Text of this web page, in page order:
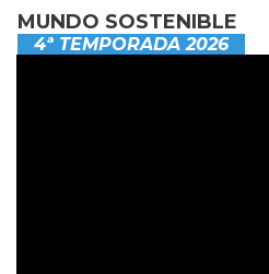
MUNDO SOSTENIBLE
4ª TEMPORADA 2026